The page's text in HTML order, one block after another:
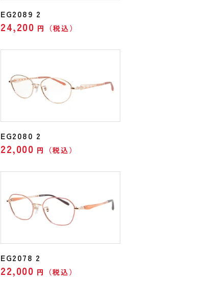
EG2089 2
24,200 円（税込）
EG2080 2
22,000 円（税込）
EG2078 2
22,000 円（税込）